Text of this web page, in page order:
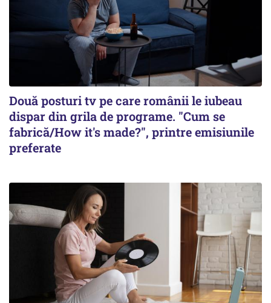
Două posturi tv pe care românii le iubeau
dispar din grila de programe. "Cum se
fabrică/How it's made?", printre emisiunile
preferate